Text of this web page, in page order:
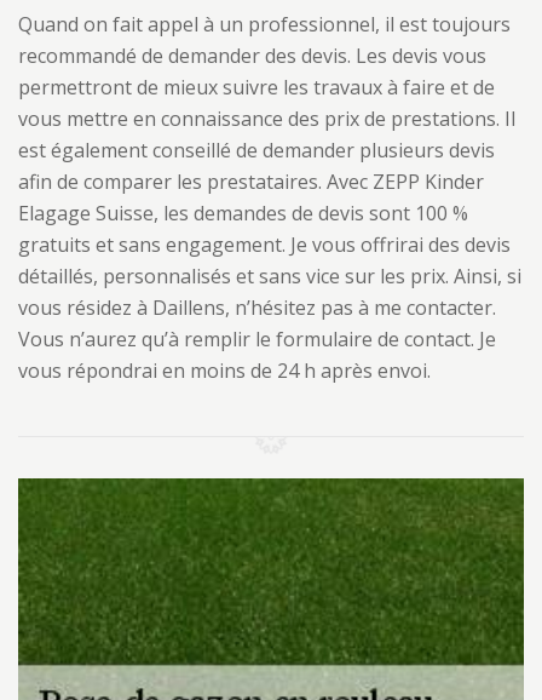
Quand on fait appel à un professionnel, il est toujours
recommandé de demander des devis. Les devis vous
permettront de mieux suivre les travaux à faire et de
vous mettre en connaissance des prix de prestations. Il
est également conseillé de demander plusieurs devis
afin de comparer les prestataires. Avec ZEPP Kinder
Elagage Suisse, les demandes de devis sont 100 %
gratuits et sans engagement. Je vous offrirai des devis
détaillés, personnalisés et sans vice sur les prix. Ainsi, si
vous résidez à Daillens, n’hésitez pas à me contacter.
Vous n’aurez qu’à remplir le formulaire de contact. Je
vous répondrai en moins de 24 h après envoi.